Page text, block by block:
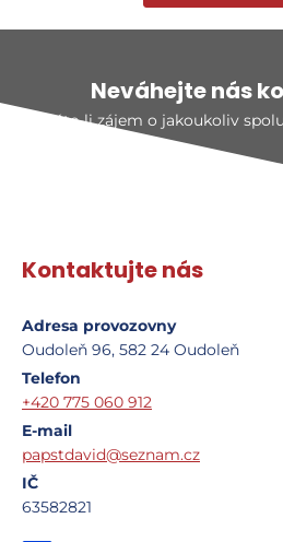
Neváhejte nás
Máte-li zájem o jakoukoliv
Kontaktujte nás
Adresa provozovny
Oudoleň 96, 582 24 Oudoleň
Telefon
+420 775 060 912
E-mail
papstdavid@seznam.cz
IČ
63582821